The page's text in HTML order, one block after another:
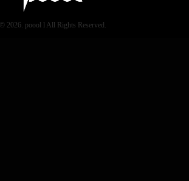
© 2026. poool l All Rights Reserved.